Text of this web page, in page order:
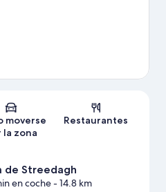
Mapa
moverse
la zona
Restaurantes
de Streedagh
en coche- 14.8 km